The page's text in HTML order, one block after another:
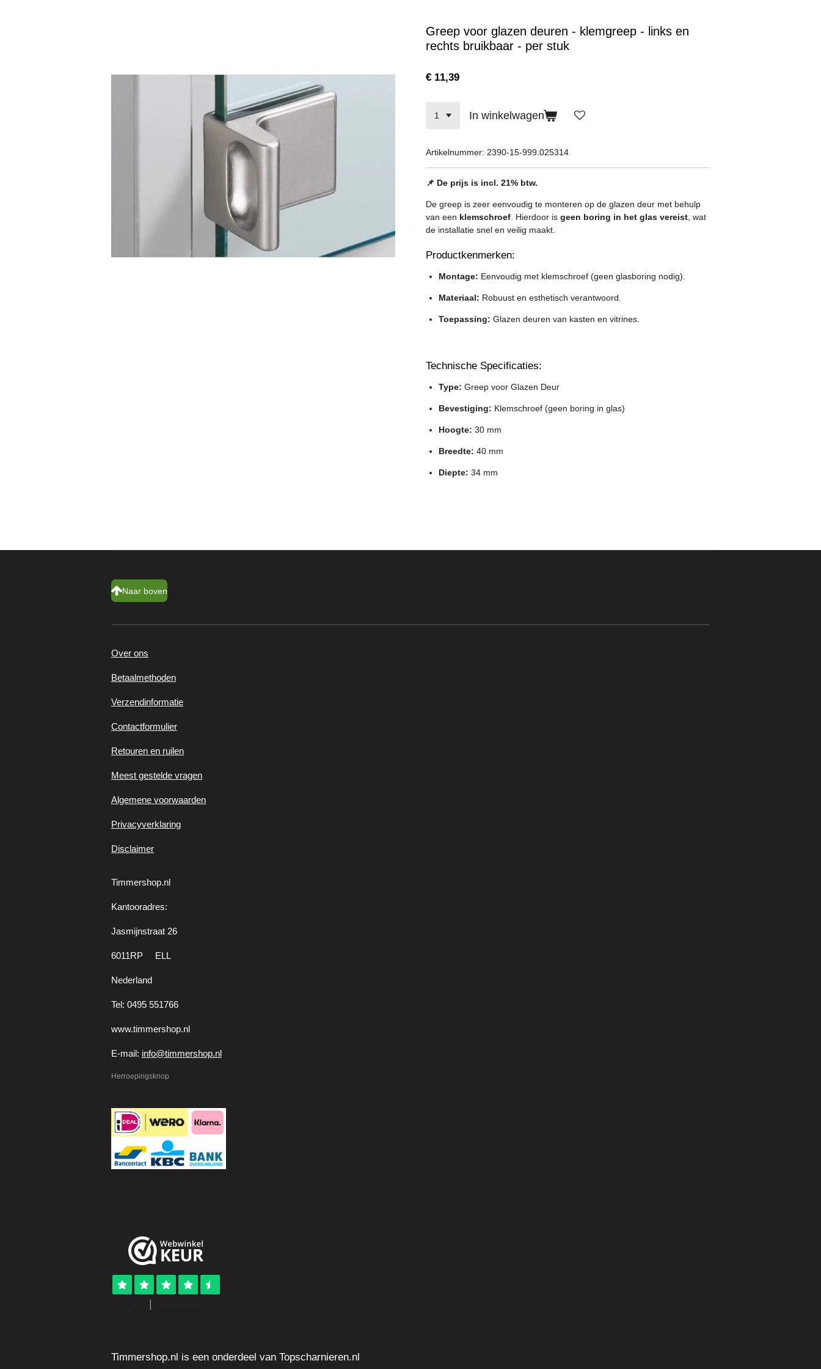
Greep voor glazen deuren - klemgreep - links en
rechts bruikbaar - per stuk
€ 11,39
In winkelwagen
Artikelnummer: 2390-15-999.025314
📌 De prijs is incl. 21% btw.
De greep is zeer eenvoudig te monteren op de glazen deur met behulp
van een klemschroef . Hierdoor is geen boring in het glas vereist , wat
de installatie snel en veilig maakt.
Productkenmerken:
Montage: Eenvoudig met klemschroef (geen glasboring nodig).
Materiaal: Robuust en esthetisch verantwoord.
Toepassing: Glazen deuren van kasten en vitrines.
Technische Specificaties:
Type: Greep voor Glazen Deur
Bevestiging: Klemschroef (geen boring in glas)
Hoogte: 30 mm
Breedte: 40 mm
Diepte: 34 mm
Naar boven
Over ons
Betaalmethoden
Verzendinformatie
Contactformulier
Retouren en ruilen
Meest gestelde vragen
Algemene voorwaarden
Privacyverklaring
Disclaimer
Timmershop.nl
Kantooradres:
Jasmijnstraat 26
6011RP ELL
Nederland
Tel: 0495 551766
www.timmershop.nl
E-mail: info@timmershop.nl
Herroepingsknop
Timmershop.nl is een onderdeel van Topscharnieren.nl